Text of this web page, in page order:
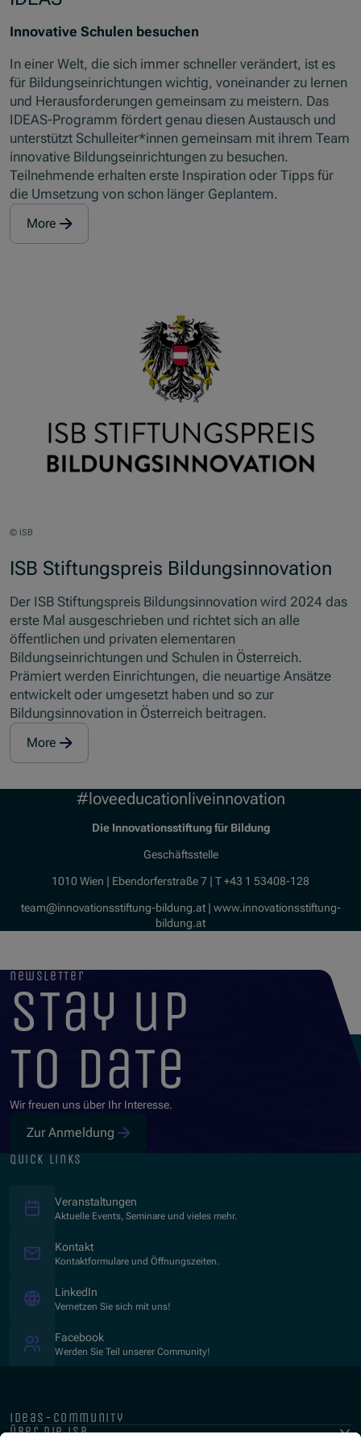
Innovative Schulen besuchen
In einer Welt, die sich immer schneller verändert, ist es
für Bildungseinrichtungen wichtig, voneinander zu lernen
und Herausforderungen gemeinsam zu meistern. Das
IDEAS-Programm fördert genau diesen Austausch und
unterstützt Schulleiter*innen gemeinsam mit ihrem Team
innovative Bildungseinrichtungen zu besuchen.
Teilnehmende erhalten erste Inspiration oder Tipps für
die Umsetzung von schon länger Geplantem.
More
© ISB
ISB Stiftungspreis Bildungsinnovation
Der ISB Stiftungspreis Bildungsinnovation wird 2024 das
erste Mal ausgeschrieben und richtet sich an alle
öffentlichen und privaten elementaren
Bildungseinrichtungen und Schulen in Österreich.
Prämiert werden Einrichtungen, die neuartige Ansätze
entwickelt oder umgesetzt haben und so zur
Bildungsinnovation in Österreich beitragen.
More
#loveeducationliveinnovation
Die Innovationsstiftung für Bildung
Geschäftsstelle
1010 Wien | Ebendorferstraße 7 | T +43 1 53408-128
team@innovationsstiftung-bildung.at | www.innovationsstiftung-
bildung.at
newsletter
stay up
to date
Wir freuen uns über Ihr Interesse.
Zur Anmeldung
quick links
Veranstaltungen
Aktuelle Events, Seminare und vieles mehr.
Kontakt
Kontaktformulare und Öffnungszeiten.
LinkedIn
Vernetzen Sie sich mit uns!
Facebook(Opens in new window)
Werden Sie Teil unserer Community!
ideas-community
über die isb